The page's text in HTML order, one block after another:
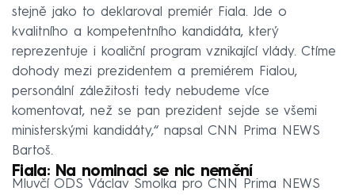
stejně jako to deklaroval premiér Fiala. Jde o
kvalitního a kompetentního kandidáta, který
reprezentuje i koaliční program vznikající vlády. Ctíme
dohody mezi prezidentem a premiérem Fialou,
personální záležitosti tedy nebudeme více
komentovat, než se pan prezident sejde se všemi
ministerskými kandidáty,“ napsal CNN Prima NEWS
Bartoš.
Fiala: Na nominaci se nic nemění
Mluvčí ODS Václav Smolka pro CNN Prima NEWS